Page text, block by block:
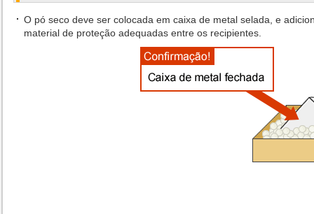
O pó seco deve ser colocada em caixa de metal selada, e
material de proteção adequadas entre os recipientes.